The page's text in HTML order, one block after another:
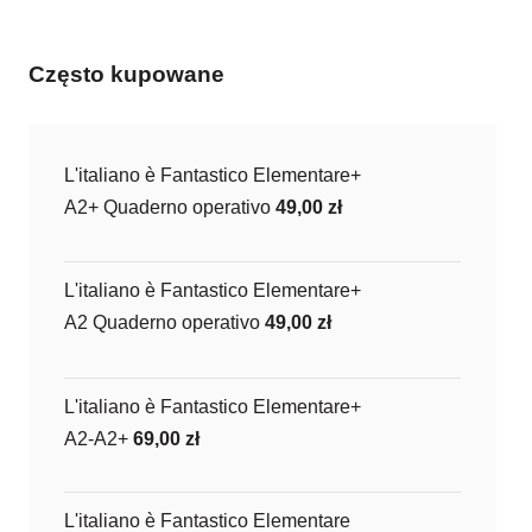
Często kupowane
L'italiano è Fantastico Elementare+
A2+ Quaderno operativo 49,00zł
L'italiano è Fantastico Elementare+
A2 Quaderno operativo 49,00zł
L'italiano è Fantastico Elementare+
A2-A2+ 69,00zł
L'italiano è Fantastico Elementare